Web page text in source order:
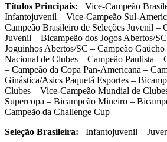
Títulos Principais: Vice-Campeão
Infantojuvenil – Vice-Campeão Sul-
Campeão Brasileiro de Seleções Juvenil –
Juvenil – Bicampeão dos Jogos Abertos/
Joguinhos Abertos/SC – Campeão
Nacional de Clubes – Campeão Paulista –
– Campeão da Copa Pan-Americana –
Ginástica/Asics Paquetá Esportes –
Clubes – Vice-Campeão Mundial de
Supercopa – Bicampeão Mineiro –
Campeão da Challenge Cup
Seleção Brasileira: Infantojuvenil –